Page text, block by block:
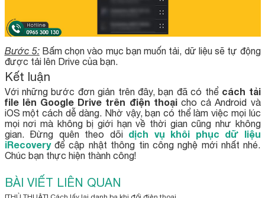
Bước 5:Bấm chọn vào mục bạn muốn tải, dữ liệu sẽ tự động
được tải lên Drive của bạn.
Kết luận
Với những bước đơn giản trên đây, bạn đã có thể cách tải
file lên Google Drive trên điện thoạicho cả Android và
iOS một cách dễ dàng. Nhờ vậy, bạn có thể làm việc mọi lúc
mọi nơi mà không bị giới hạn về thời gian cũng như không
gian. Đừng quên theo dõi dịch vụ khôi phục dữ liệu
iRecoveryđể cập nhật thông tin công nghệ mới nhất nhé.
Chúc bạn thực hiện thành công!
BÀI VIẾT LIÊN QUAN